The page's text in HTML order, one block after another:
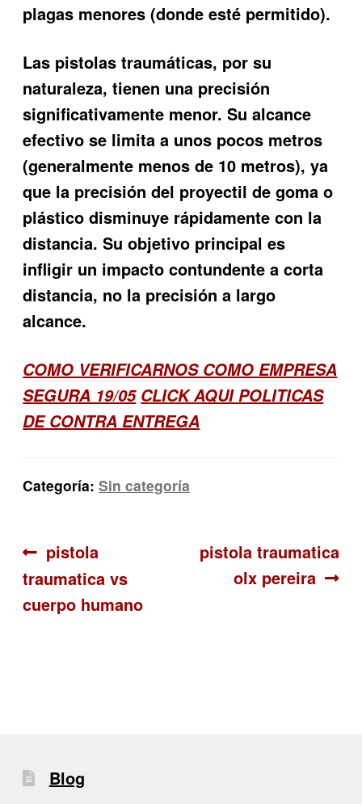
plagas menores (donde esté permitido).
Las pistolas traumáticas, por su
naturaleza, tienen una precisión
significativamente menor. Su alcance
efectivo se limita a unos pocos metros
(generalmente menos de 10 metros), ya
que la precisión del proyectil de goma o
plástico disminuye rápidamente con la
distancia. Su objetivo principal es
infligir un impacto contundente a corta
distancia, no la precisión a largo
alcance.
COMO VERIFICARNOS COMO EMPRESA
SEGURA 19/05 CLICK AQUI POLITICAS
DE CONTRA ENTREGA
Categoría:Sin categoría
Navegación
de
Anterior:
pistola
traumatica vs
cuerpo humano
Siguiente:
pistola traumatica
olx pereira
Blog